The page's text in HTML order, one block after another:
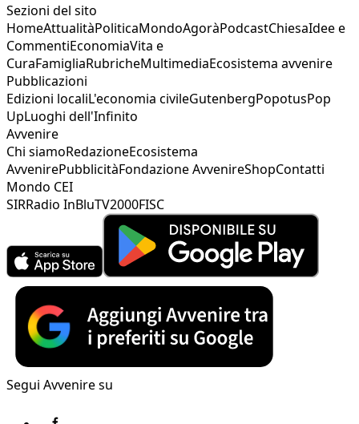
Sezioni del sito
HomeAttualitàPoliticaMondoAgoràPodcastChiesaIdee e
CommentiEconomiaVita e
CuraFamigliaRubricheMultimediaEcosistema avvenire
Pubblicazioni
Edizioni localiL'economia civileGutenbergPopotusPop
UpLuoghi dell'Infinito
Avvenire
Chi siamoRedazioneEcosistema
AvvenirePubblicitàFondazione AvvenireShopContatti
Mondo CEI
SIRRadio InBluTV2000FISC
Segui Avvenire su